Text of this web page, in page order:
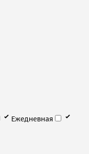
Ежедневная